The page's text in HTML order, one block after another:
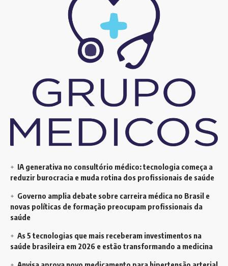
IA generativa no consultório médico: tecnologia começa a
reduzir burocracia e muda rotina dos profissionais de saúde
Governo amplia debate sobre carreira médica no Brasil e
novas políticas de formação preocupam profissionais da
saúde
As 5 tecnologias que mais receberam investimentos na
saúde brasileira em 2026 e estão transformando a medicina